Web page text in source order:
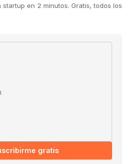
↗
· Términos De Uso
en 2 minutos. Gratis, todos los
gratis